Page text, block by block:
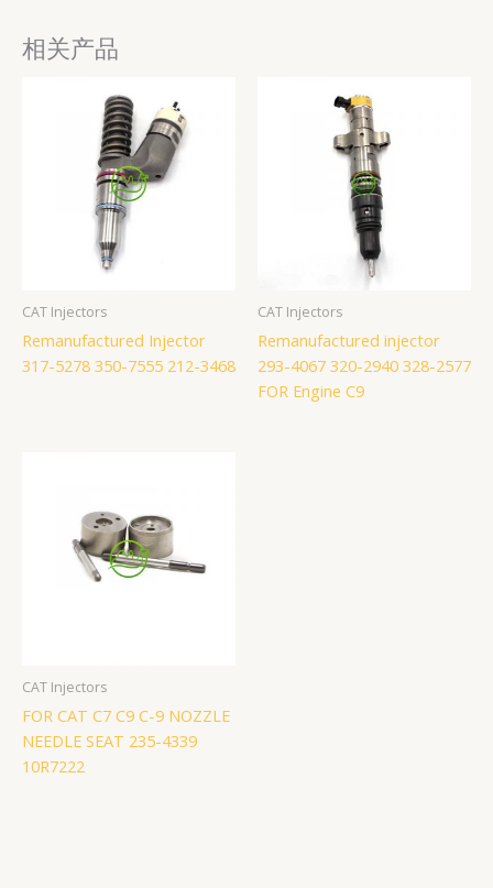
相关产品
CAT Injectors
Remanufactured Injector
317-5278 350-7555 212-3468
CAT Injectors
Remanufactured injector
293-4067 320-2940 328-2577
FOR Engine C9
CAT Injectors
FOR CAT C7 C9 C-9 NOZZLE
NEEDLE SEAT 235-4339
10R7222